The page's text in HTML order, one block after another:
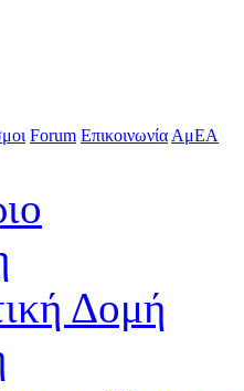
Forum Επικοινωνία ΑμΕΑ
Δομή